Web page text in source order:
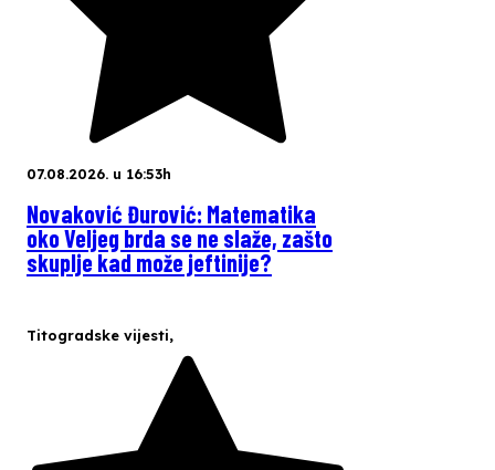
07.08.2026. u 16:53h
Novaković Đurović: Matematika
oko Veljeg brda se ne slaže, zašto
skuplje kad može jeftinije?
Titogradske vijesti,